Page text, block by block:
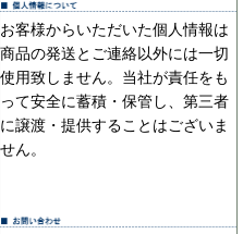
お客様からいただいた個人情報は
商品の発送とご連絡以外には一切
使用致しません。当社が責任をも
って安全に蓄積・保管し、第三者
に譲渡・提供することはございま
せん。